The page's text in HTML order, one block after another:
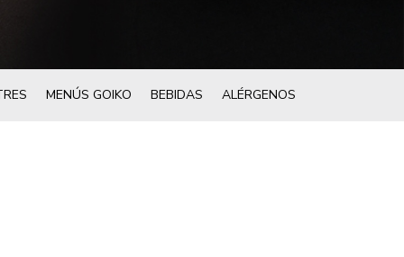
MENÚS GOIKO BEBIDAS ALÉRGENOS